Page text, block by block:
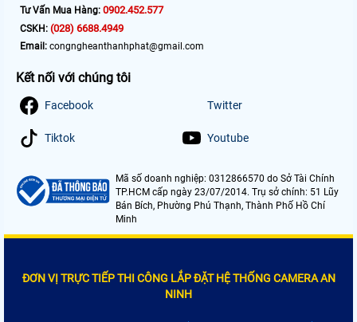
Tư Vấn Mua Hàng: 0902.452.577
CSKH: (028) 6688.4949
Email: congngheanthanhphat@gmail.com
Kết nối với chúng tôi
Facebook Twitter
Tiktok Youtube
Mã số doanh nghiệp: 0312866570 do Sở Tài Chính
TP.HCM cấp ngày 23/07/2014. Trụ sở chính: 51 Lũy
Bán Bích, Phường Phú Thạnh, Thành Phố Hồ Chí
Minh
ĐƠN VỊ TRỰC TIẾP THI CÔNG LẮP ĐẶT HỆ THỐNG CAMERA AN
NINH